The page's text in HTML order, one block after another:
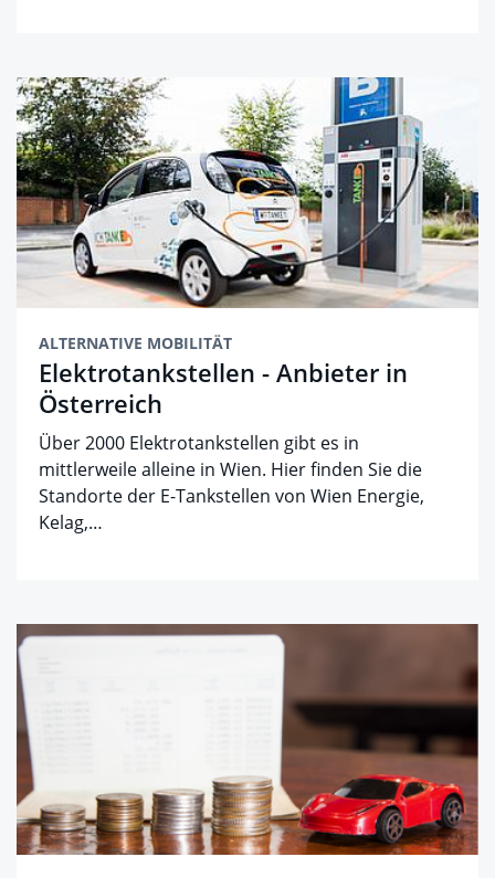
ALTERNATIVE MOBILITÄT
Elektrotankstellen - Anbieter in
Österreich
Über 2000 Elektrotankstellen gibt es in
mittlerweile alleine in Wien. Hier finden Sie die
Standorte der E-Tankstellen von Wien Energie,
Kelag,…